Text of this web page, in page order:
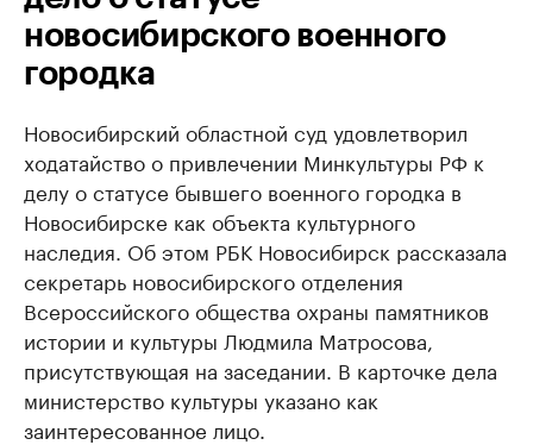
новосибирского военного
городка
Новосибирский областной суд удовлетворил
ходатайство о привлечении Минкультуры РФ к
делу о статусе бывшего военного городка в
Новосибирске как объекта культурного
наследия. Об этом РБК Новосибирск рассказала
секретарь новосибирского отделения
Всероссийского общества охраны памятников
истории и культуры Людмила Матросова,
присутствующая на заседании. В карточке дела
министерство культуры указано как
заинтересованное лицо.